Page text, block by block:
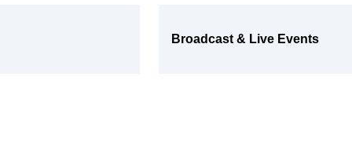
Broadcast & Live Events